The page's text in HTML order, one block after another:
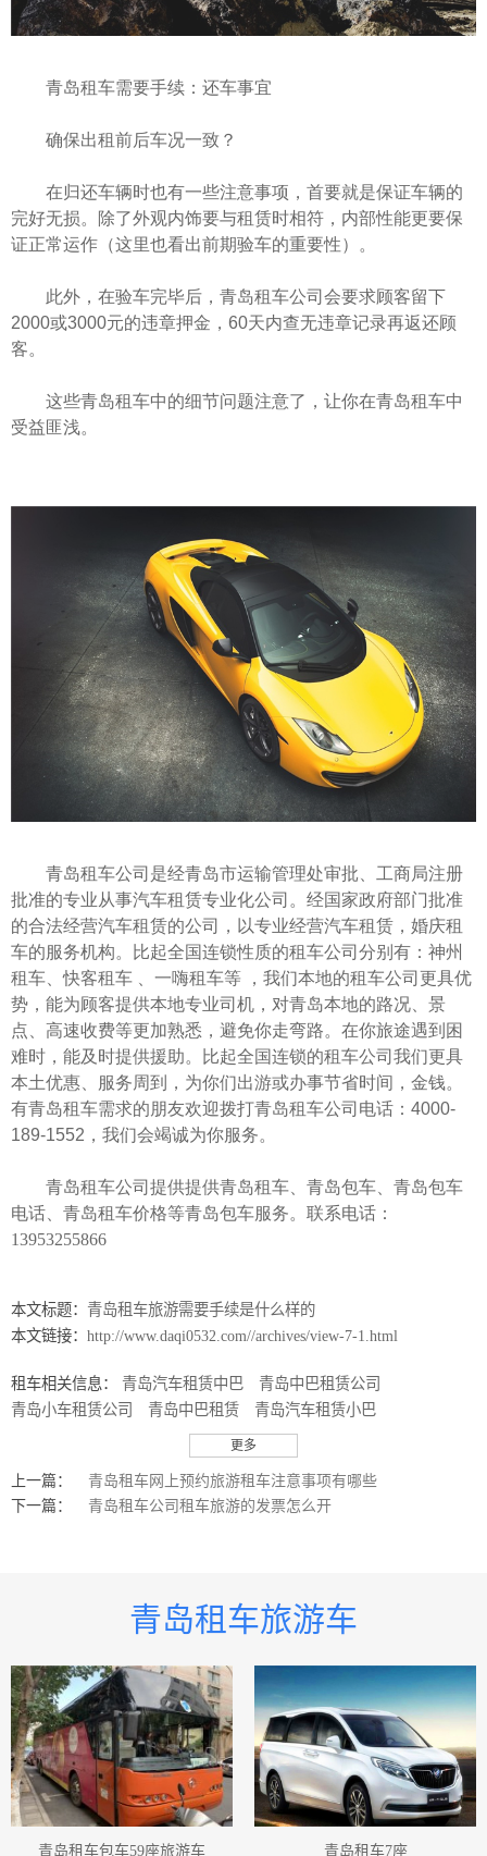
青岛租车需要手续：还车事宜
确保出租前后车况一致？
在归还车辆时也有一些注意事项，首要就是保证车辆的
完好无损。除了外观内饰要与租赁时相符，内部性能更要保
证正常运作（这里也看出前期验车的重要性）。
此外，在验车完毕后，青岛租车公司会要求顾客留下
2000或3000元的违章押金，60天内查无违章记录再返还顾
客。
这些青岛租车中的细节问题注意了，让你在青岛租车中
受益匪浅。
青岛租车公司是经青岛市运输管理处审批、工商局注册
批准的专业从事汽车租赁专业化公司。经国家政府部门批准
的合法经营汽车租赁的公司，以专业经营汽车租赁，婚庆租
车的服务机构。比起全国连锁性质的租车公司分别有：神州
租车、快客租车 、一嗨租车等 ，我们本地的租车公司更具优
势，能为顾客提供本地专业司机，对青岛本地的路况、景
点、高速收费等更加熟悉，避免你走弯路。在你旅途遇到困
难时，能及时提供援助。比起全国连锁的租车公司我们更具
本土优惠、服务周到，为你们出游或办事节省时间，金钱。
有青岛租车需求的朋友欢迎拨打青岛租车公司电话：4000-
189-1552，我们会竭诚为你服务。
青岛租车公司提供提供青岛租车、 青岛包车
青岛包车
电话
青岛租车价格等青岛包车服务。联系电话：
13953255866
本文标题： 青岛租车旅游需要手续是什么样的
本文链接： http://www.daqi0532.com//archives/view-7-1.html
租车相关信息： 青岛汽车租赁中巴
青岛中巴租赁公司
青岛小车租赁公司
青岛中巴租赁
青岛汽车租赁小巴
青岛小巴租赁公司
青岛汽车租赁小车
青岛租车巴士 青岛巴士租车
青岛租车价格巴士
青岛租车接送巴士
青岛巴士汽车公司
青岛旅行社车队
青岛租车小巴士
青岛小巴士租车
青岛租车价格中巴
青岛租车接送中巴
青岛租车大巴
青岛租车接送大巴
青岛中巴汽车公司
青岛大巴汽车公司
青岛小车租车公司
青岛租车价格小车
青岛租车接送小车
青岛小车汽车公司
青岛租车价格小巴士
青岛租车接送小巴士
青岛小巴士汽车公司
青岛租车中巴
青岛中巴租车
青岛中巴租车公司
青岛租车小巴
青岛小巴租车
青岛小巴租车公司
青岛租车价格小巴
青岛租车接送小巴
青岛小巴汽车公司
青岛小巴士出租
青岛大巴出租
更多
上一篇： 青岛租车网上预约旅游租车注意事项有哪些
下一篇： 青岛租车公司租车旅游的发票怎么开
青岛租车旅游车
青岛租车包车59座旅游车 青岛租车7座